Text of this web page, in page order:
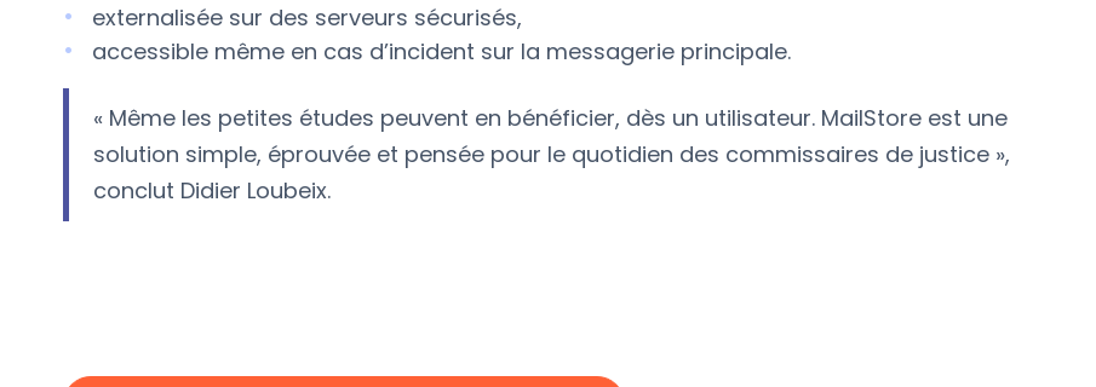
externalisée sur des serveurs sécurisés,
accessible même en cas d’incident sur la messagerie principale.
« Même les petites études peuvent en bénéficier, dès un utilisateur. MailStore est une
solution simple, éprouvée et pensée pour le quotidien des commissaires de justice »,
conclut Didier Loubeix.